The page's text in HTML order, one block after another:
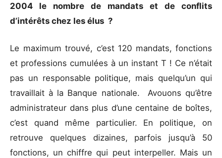
2004 le nombre de mandats et de conflits
d’intérêts chez les élus ?
Le maximum trouvé, c’est 120 mandats, fonctions
et professions cumulées à un instant T ! Ce n’était
pas un responsable politique, mais quelqu’un qui
travaillait à la Banque nationale. Avouons qu’être
administrateur dans plus d’une centaine de boîtes,
c’est quand même particulier. En politique, on
retrouve quelques dizaines, parfois jusqu’à 50
fonctions, un chiffre qui peut interpeller. Mais un